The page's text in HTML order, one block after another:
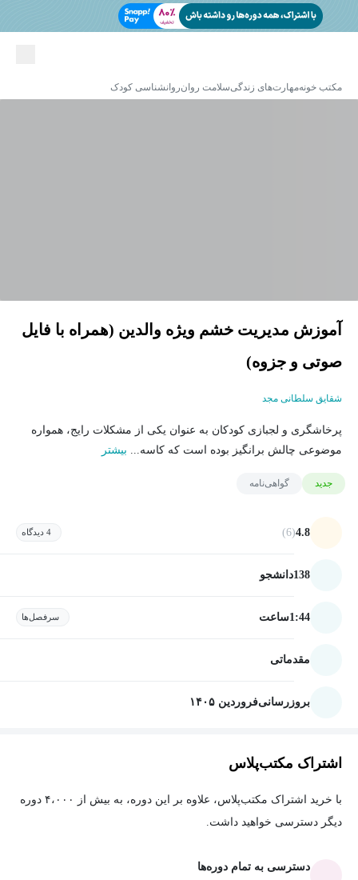
مکتب خونهمهارت‌های زندگیسلامت روانروانشناسی کودک
آموزش مدیریت خشم ویژه والدین (همراه با فایل
صوتی و جزوه)
شقایق سلطانی مجد
پرخاشگری و لجبازی کودکان به عنوان یکی از مشکلات رایج، همواره
موضوعی چالش برانگیز بوده است که کاسه... بیشتر
جدید گواهی‌نامه
4.8
(6) 4 دیدگاه
138دانشجو
1:44ساعت سرفصل‌ها
مقدماتی
بروزرسانیفروردین ۱۴۰۵
اشتراک مکتب‌پلاس
با خرید اشتراک مکتب‌پلاس، علاوه بر این دوره، به بیش از ۴،۰۰۰ دوره
دیگر دسترسی خواهید داشت.
دسترسی به تمام دوره‌ها